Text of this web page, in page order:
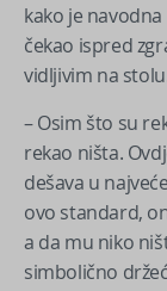
kako je
čekao ispred
vidljivim na
– Osim što su
rekao ništa.
dešava u
ovo standard,
a da mu niko
simbolično